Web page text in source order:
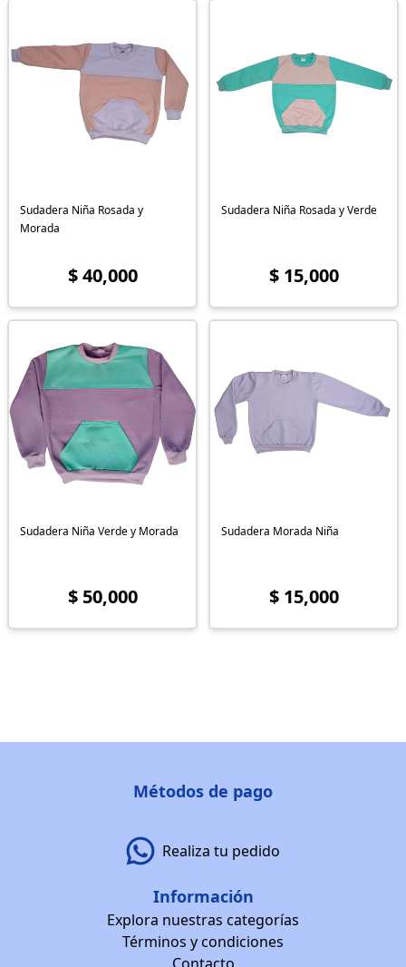
Sudadera Niña Rosada y
Morada
$ 40,000
Sudadera Niña Rosada y Verde
$ 15,000
Sudadera Niña Verde y Morada
$ 50,000
Sudadera Morada Niña
$ 15,000
Métodos de pago
Realiza tu pedido
Información
Explora nuestras categorías
Términos y condiciones